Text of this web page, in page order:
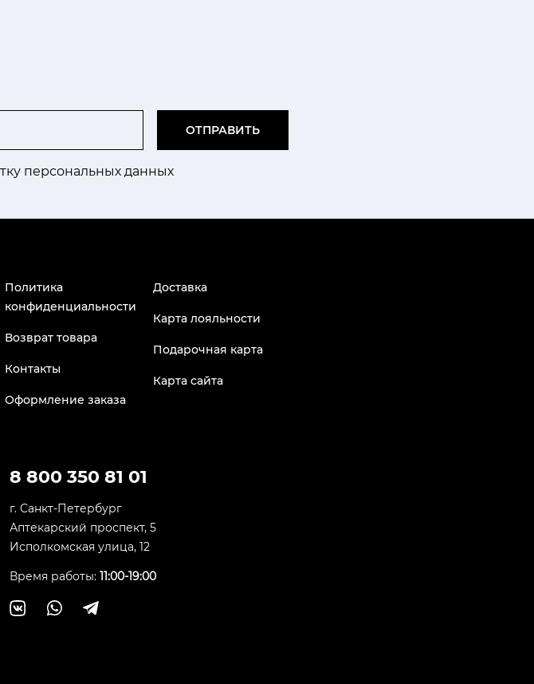
ОТПРАВИТЬ
персональных данных
Политика
конфиденциальности
Возврат товара
Контакты
Оформление заказа
Доставка
Карта лояльности
Подарочная карта
Карта сайта
8 800 350 81 01
г. Санкт-Петербург
Аптекарский проспект, 5
Исполкомская улица, 12
Время работы: 11:00-19:00